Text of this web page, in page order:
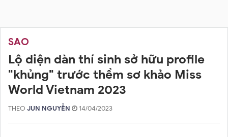
SAO
Lộ diện dàn thí sinh sở hữu profile
"khủng" trước thềm sơ khảo Miss
World Vietnam 2023
THEO JUN NGUYỄN 14/04/2023